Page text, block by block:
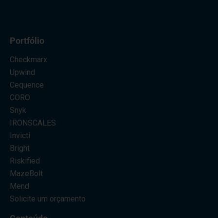
Portfólio
Checkmarx
Upwind
Cequence
CORO
Snyk
IRONSCALES
Invicti
Bright
Riskified
MazeBolt
Mend
Solicite um orçamento